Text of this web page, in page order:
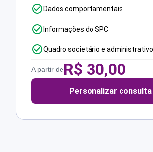
Dados comportamentais
Informações do SPC
Quadro societário e administrativo
A partir deR$ 30,00
Personalizar consulta